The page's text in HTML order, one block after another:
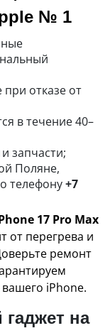
№ 1
при отказе от
в течение 40–
запчасти;
Поляне,
телефону+7
17 Pro Max
от перегрева и
ремонт
вашего iPhone.
на